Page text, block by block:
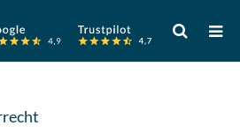
Verwende
die
Pfeile